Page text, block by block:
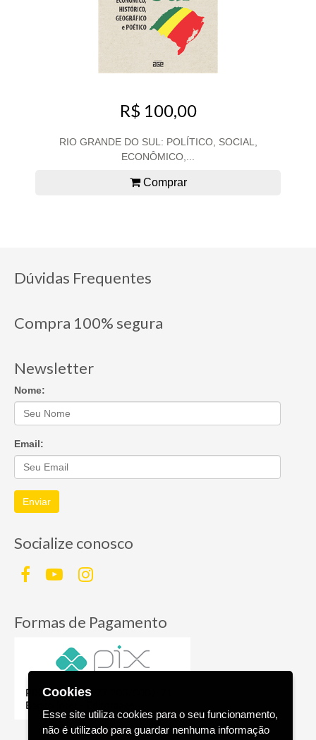
R$ 100,00
RIO GRANDE DO SUL: POLÍTICO, SOCIAL,
ECONÔMICO,...
Comprar
Dúvidas Frequentes
Compra 100% segura
Newsletter
Nome:
Email:
Enviar
Socialize conosco
Formas de Pagamento
Cookies
Esse site utiliza cookies para o seu funcionamento,
não é utilizado para guardar nenhuma informação